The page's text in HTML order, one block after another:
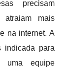
precisam
atraiam mais
na internet. A
indicada para
uma equipe